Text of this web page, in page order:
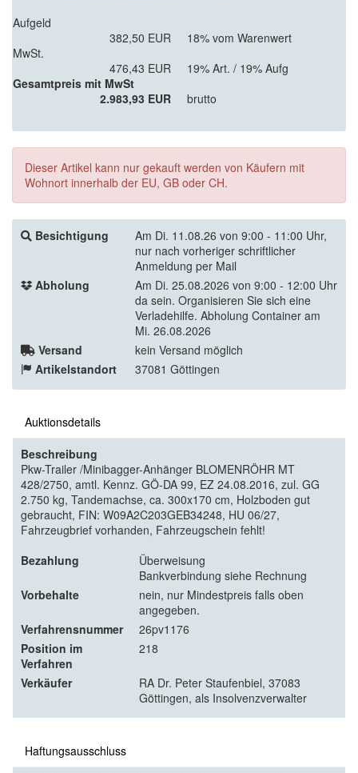
Aufgeld
382,50 EUR
18% vom Warenwert
MwSt.
476,43 EUR
19% Art. / 19% Aufg
Gesamtpreis mit MwSt
2.983,93 EUR
brutto
Dieser Artikel kann nur gekauft werden von Käufern mit
Wohnort innerhalb der EU, GB oder CH.
Besichtigung
Am Di. 11.08.26 von 9:00 - 11:00 Uhr,
nur nach vorheriger schriftlicher
Anmeldung per Mail
Abholung
Am Di. 25.08.2026 von 9:00 - 12:00 Uhr
da sein. Organisieren Sie sich eine
Verladehilfe. Abholung Container am
Mi. 26.08.2026
Versand
kein Versand möglich
Artikelstandort
37081 Göttingen
Auktionsdetails
Beschreibung
Pkw-Trailer /Minibagger-Anhänger BLOMENRÖHR MT
428/2750, amtl. Kennz. GÖ-DA 99, EZ 24.08.2016, zul. GG
2.750 kg, Tandemachse, ca. 300x170 cm, Holzboden gut
gebraucht, FIN: W09A2C203GEB34248, HU 06/27,
Fahrzeugbrief vorhanden, Fahrzeugschein fehlt!
Bezahlung
Überweisung
Bankverbindung siehe Rechnung
Vorbehalte
nein, nur Mindestpreis falls oben
angegeben.
Verfahrensnummer
26pv1176
Position im
Verfahren
218
Verkäufer
RA Dr. Peter Staufenbiel, 37083
Göttingen, als Insolvenzverwalter
Haftungsausschluss